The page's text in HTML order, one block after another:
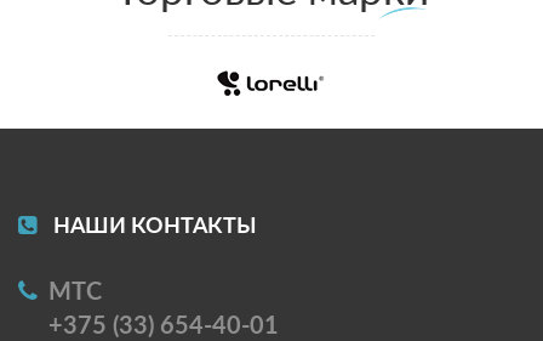
НАШИ КОНТАКТЫ
МТС
+375 (33) 654-40-01